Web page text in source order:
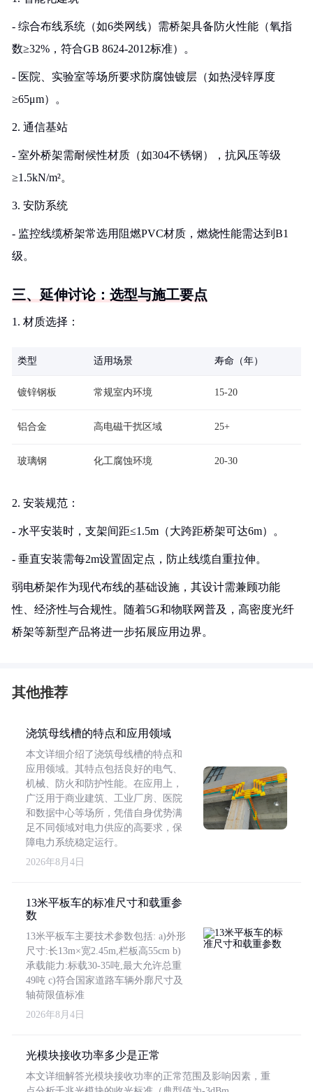
- 综合布线系统（如6类网线）需桥架具备防火性能（氧指
数≥32%，符合GB 8624-2012标准）。
- 医院、实验室等场所要求防腐蚀镀层（如热浸锌厚度
≥65μm）。
2. 通信基站
- 室外桥架需耐候性材质（如304不锈钢），抗风压等级
≥1.5kN/m²。
3. 安防系统
- 监控线缆桥架常选用阻燃PVC材质，燃烧性能需达到B1
级。
三、延伸讨论：选型与施工要点
1. 材质选择：
类型 适用场景 寿命（年）
镀锌钢板 常规室内环境 15-20
铝合金 高电磁干扰区域 25+
玻璃钢 化工腐蚀环境 20-30
2. 安装规范：
- 水平安装时，支架间距≤1.5m（大跨距桥架可达6m）。
- 垂直安装需每2m设置固定点，防止线缆自重拉伸。
弱电桥架作为现代布线的基础设施，其设计需兼顾功能
性、经济性与合规性。随着5G和物联网普及，高密度光纤
桥架等新型产品将进一步拓展应用边界。
其他推荐
浇筑母线槽的特点和应用领域
本文详细介绍了浇筑母线槽的特点和
应用领域。其特点包括良好的电气、
机械、防火和防护性能。在应用上，
广泛用于商业建筑、工业厂房、医院
和数据中心等场所，凭借自身优势满
足不同领域对电力供应的高要求，保
障电力系统稳定运行。
2026年8月4日
13米平板车的标准尺寸和载重参
数
13米平板车主要技术参数包括: a)外形
尺寸:长13m×宽2.45m,栏板高55cm b)
承载能力:标载30-35吨,最大允许总重
49吨 c)符合国家道路车辆外廓尺寸及
轴荷限值标准
2026年8月4日
光模块接收功率多少是正常
本文详细解答光模块接收功率的正常范围及影响因素，重